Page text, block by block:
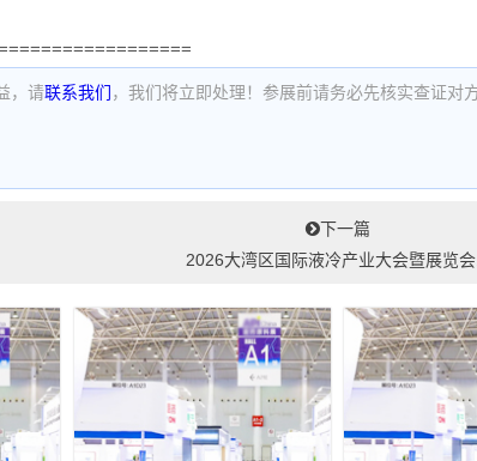
，请联系我们 ，我们将立即处理！参展前请务必先核实查证对
下一篇
2026大湾区国际液冷产业大会暨展览会